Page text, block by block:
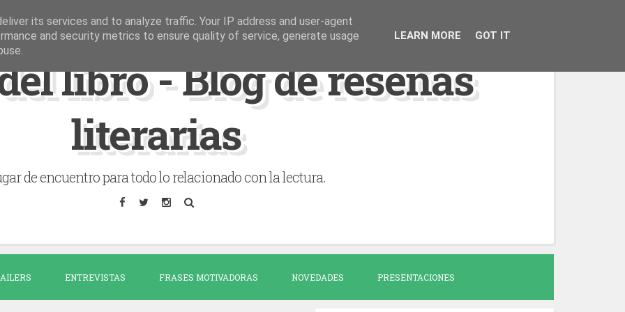
libro - Blog de reseñas
literarias
de encuentro para todo lo relacionado con la lectura.
ENTREVISTAS FRASES MOTIVADORAS NOVEDADES PRESENTACIONES
its services and to analyze traffic. Your IP address and user-agent
and security metrics to ensure quality of service, generate usage
LEARN MORE GOT IT